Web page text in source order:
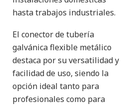
hasta trabajos industriales.
El conector de tubería
galvánica flexible metálico
destaca por su versatilidad y
facilidad de uso, siendo la
opción ideal tanto para
profesionales como para